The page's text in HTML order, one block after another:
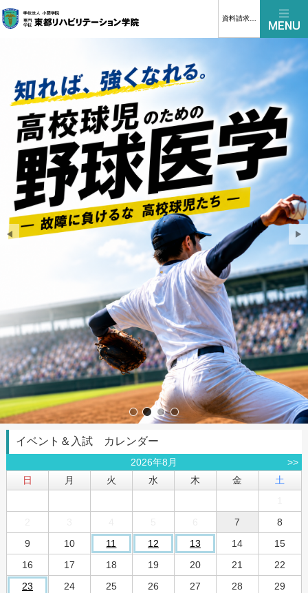
イベント＆入試 カレンダー
2026年8月
>>
日
月 火 水 木 金
土
7
8
9
10 11 12 13 14
15
16
17 18 19 20 21
22
23
24 25 26 27 28
29